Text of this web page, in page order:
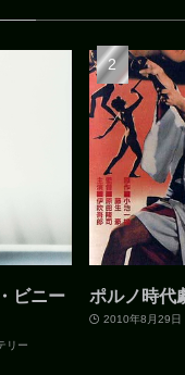
ビニー
リー
ポルノ時代
2010年8月29日